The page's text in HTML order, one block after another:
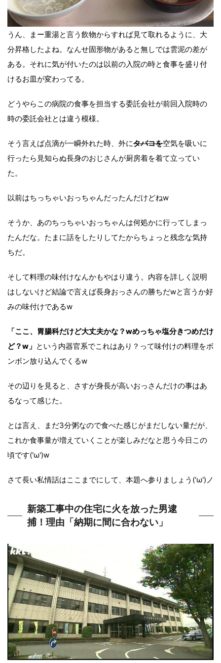
うん、まー重湯と言う飲物からすれば見て取れるように、大
分昇格したよね。なんせ固形物があると無しでは雲泥の差が
ある。それに気が付いたのは以前の入院の時と食事を盛り付
けるお皿が変わってる。
どうやらこの病院の食事を担当する委託会社が前回入院時の
時の委託会社とは違う模様。
そう言えば点滴が一瞬外れた時、外にタバコを空気を吸いに
行ったら見知らぬ長身のおじさんが厨房着を着て立ってい
た。
以前はちっちゃいおっちゃんだったんだけどねw
そうか、あのちっちゃいおっちゃんは何処かに行ってしまっ
たんだな。たまに話をしたりしてたからちょっと残念な気持
ちだ。
そして料理の味付けなんかもやはり違う。内容を詳しく説明
はしないけど結論で言えば長身おっさんの勝ちだwと言うか好
みの味付けであるw
「ここ、胃腸科だけど大丈夫かな？wめっちゃ塩分きつめだけ
ど？w」 という内器官系でこれはあり？って味付けの料理をボ
ンボン放り込んでくるw
その辺りを見ると、さすが身長が高いおっさんだけの事はあ
るなって感じた。
とは言え、まだ3分粥なので食べた感じがまだしない量だが、
これか食事量が増えていくことが楽しみだなと思う今日この
頃です('ω')w
さて長い私情話はここまでにして、本題へ参りましょう('ω')ノ
新築工事中の住宅に火を放った男逮
捕！理由「納期に間に合わない」